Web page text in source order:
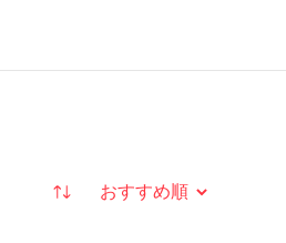
並び替え